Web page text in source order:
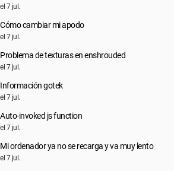
el 7 jul.
Cómo cambiar mi apodo
el 7 jul.
Problema de texturas en enshrouded
el 7 jul.
Información gotek
el 7 jul.
Auto-invoked js function
el 7 jul.
Mi ordenador ya no se recarga y va muy lento
el 7 jul.